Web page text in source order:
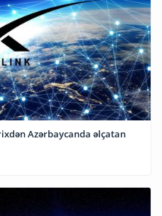
Azərbaycanda əlçatan